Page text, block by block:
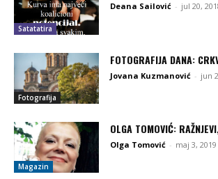
Satatatira
Deana Sailović - jul 20,
Fotografija
FOTOGRAFIJA DANA:
Jovana Kuzmanović - jun
Magazin
OLGA TOMOVIĆ:
Olga Tomović - maj 3, 2019